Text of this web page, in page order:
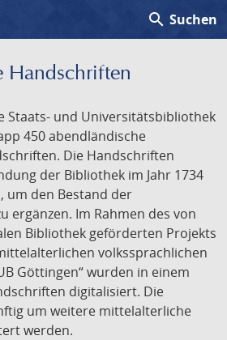
search Suchen
Staats- und Universitätsbibliothek
450 abendländische
Die Handschriften
der Bibliothek im Jahr 1734
um den Bestand der
ergänzen. Im Rahmen des von
Bibliothek geförderten Projekts
volkssprachlichen
Göttingen“ wurden in einem
digitalisiert. Die
um weitere mittelalterliche
werden.